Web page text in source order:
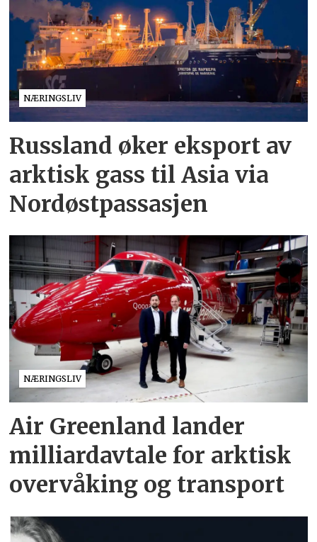
NÆRINGSLIV
Russland øker eksport av
arktisk gass til Asia via
Nordøstpassasjen
NÆRINGSLIV
Air Greenland lander
milliardavtale for arktisk
overvåking og transport